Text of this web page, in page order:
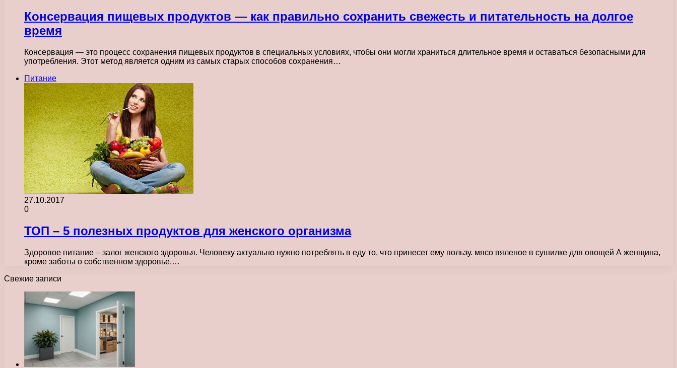
Консервация пищевых продуктов — как правильно сохранить свежесть и питательность на долгое
время
Консервация — это процесс сохранения пищевых продуктов в специальных условиях, чтобы они могли храниться длительное время и оставаться безопасными для
употребления. Этот метод является одним из самых старых способов сохранения…
Питание
27.10.2017
0
ТОП – 5 полезных продуктов для женского организма
Здоровое питание – залог женского здоровья. Человеку актуально нужно потреблять в еду то, что принесет ему пользу. мясо вяленое в сушилке для овощей А женщина,
кроме заботы о собственном здоровье,…
Свежие записи